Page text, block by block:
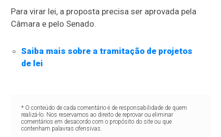
Para virar lei, a proposta precisa ser aprovada pela
Câmara e pelo Senado.
Saiba mais sobre a tramitação de projetos
de lei
* O conteúdo de cada comentário é de responsabilidade de quem
realizá-lo. Nos reservamos ao direito de reprovar ou eliminar
comentários em desacordo com o propósito do site ou que
contenham palavras ofensivas.